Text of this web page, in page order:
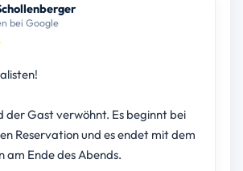
bei Google
der Gast verwöhnt. Es beginnt bei
Reservation und es endet mit dem
am Ende des Abends.